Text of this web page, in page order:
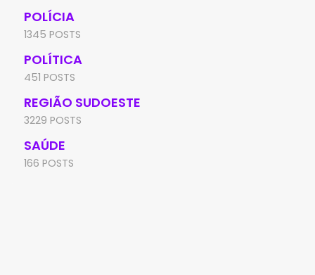
POLÍCIA
1345 POSTS
POLÍTICA
451 POSTS
REGIÃO SUDOESTE
3229 POSTS
SAÚDE
166 POSTS